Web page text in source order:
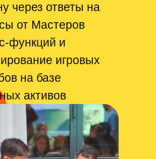
через ответы на
от Мастеров
функций и
игровых
на базе
активов
начинается работа